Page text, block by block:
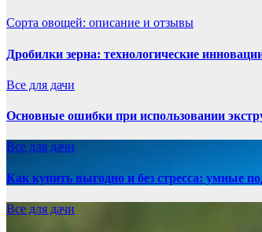
Сорта овощей: описание и отзывы
Дробилки зерна: технологические
Все для дачи
Основные ошибки при использовании
Все для дачи
Как купить выгодно и без стресса: умные
Все для дачи